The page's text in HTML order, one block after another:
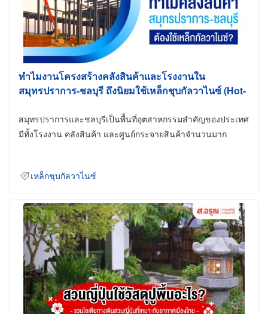
ทำไมงานโครงสร้างคลังสินค้าและโรงงานใน
สมุทรปราการ-ชลบุรี ถึงนิยมใช้เหล็กชุบกัลวาไนซ์ (Hot-
สมุทรปราการและชลบุรีเป็นพื้นที่อุตสาหกรรมสำคัญของประเทศ
มีทั้งโรงงาน คลังสินค้า และศูนย์กระจายสินค้าจำนวนมาก
เหล็กชุบกัลวาไนซ์